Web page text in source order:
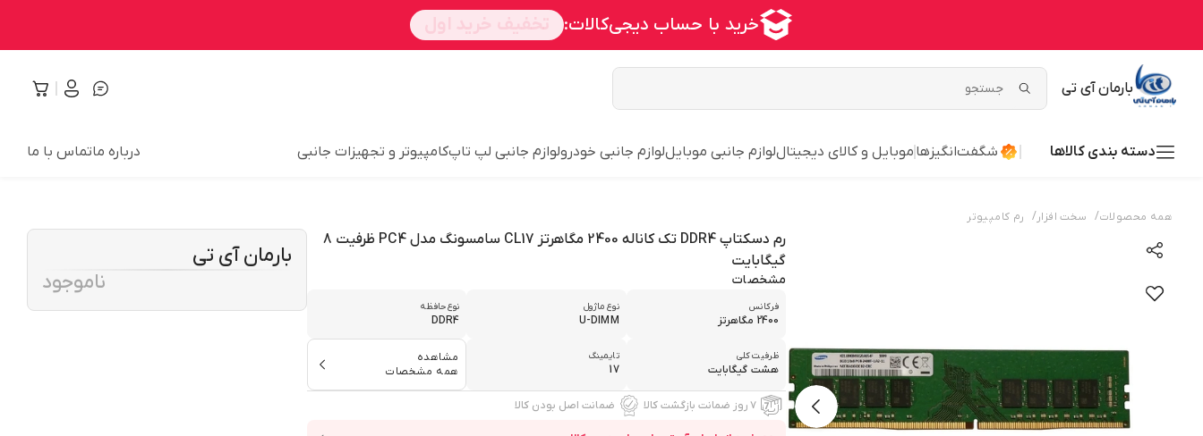
بارمان آی تی
دسته بندی کالاها شگفت‌انگیزها موبایل و کالای دیجیتاللوازم جانبی موبایللوازم جانبی خودرولوازم جانبی لپ تاپکامپیوتر و تجهیزات جانبی درباره ماتماس با ما
همه محصولات/ سخت افزار/ رم کامپیوتر
رم دسکتاپ DDR4 تک کاناله 2400 مگاهرتز CL17 سامسونگ مدل PC4 ظرفیت 8
گیگابایت
مشخصات
فرکانس
2400 مگاهرتز
نوع ماژول
U-DIMM
نوع حافظه
DDR4
ظرفیت کلی
هشت گیگابایت
تایمینگ
17
مشاهده
همه مشخصات
۷ روز ضمانت بازگشت کالا ضمانت اصل بودن کالا
بارمان آی تی
ناموجود